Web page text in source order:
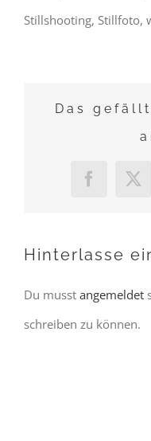
Stillshooting, Stillfoto,
Das
Facebook
X
Hinterlasse
Du musst angemeldet
schreiben zu können.